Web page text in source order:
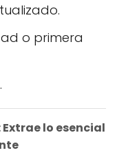
o primera
Extrae lo esencial